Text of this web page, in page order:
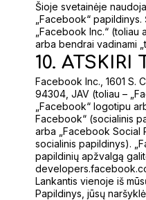
Šioje svetainėje
„Facebook“
„Facebook Inc.“ (toliau
arba bendrai vadinami
10. ATSKIRI
Facebook Inc., 1601 S.
94304, JAV (toliau –
„Facebook“ logotipu
Facebook“ (socialinis
arba „Facebook Social
socialinis papildinys).
papildinių apžvalgą
Lankantis vienoje iš
Papildinys, jūsų